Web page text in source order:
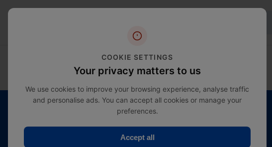
CATEGORIEËN BEKIJKEN SALE
COOKIE SETTINGS
Your privacy matters to us
We use cookies to improve your browsing experience, analyse traffic
and personalise ads. You can accept all cookies or manage your
preferences.
Accept all